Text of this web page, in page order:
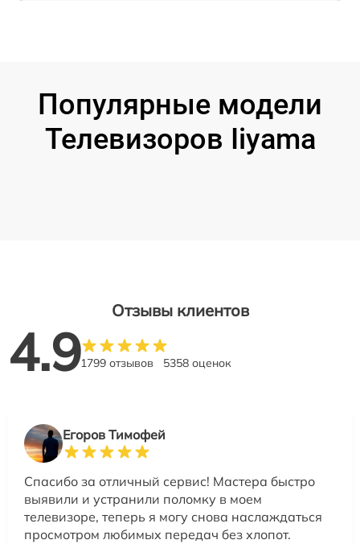
Популярные модели
Телевизоров Iiyama
Отзывы клиентов
4.91799 отзывов 5358 оценок
Егоров Тимофей
Спасибо за отличный сервис! Мастера быстро
выявили и устранили поломку в моем
телевизоре, теперь я могу снова наслаждаться
просмотром любимых передач без хлопот.